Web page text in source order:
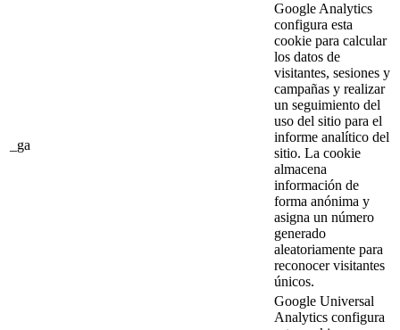
_ga
Google Analytics
configura esta
cookie para calcular
los datos de
visitantes, sesiones y
campañas y realizar
un seguimiento del
uso del sitio para el
informe analítico del
sitio. La cookie
almacena
información de
forma anónima y
asigna un número
generado
aleatoriamente para
reconocer visitantes
únicos.
Google Universal
Analytics configura